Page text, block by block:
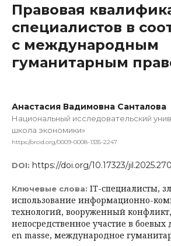
Правовая
специалистов в
с международным
гуманитарным
Анастасия Вадимовна Санталова
Национальный исследовательский
школа экономики»
https://orcid.org/0009-0008-1335-2247
DOI: https://doi.org/10.17323/
Ключевые слова: IT-специалисты,
использование информационно-
технологий, вооруженный конфликт,
непосредственное участие в боевых
en masse, международное